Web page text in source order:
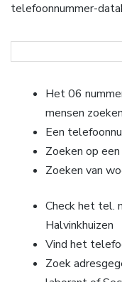
telefoonnummer-
Het 06
mensen zoeken
Een
Zoeken op
Zoeken van
Check het tel.
Halvinkhuizen
Vind het
Zoek